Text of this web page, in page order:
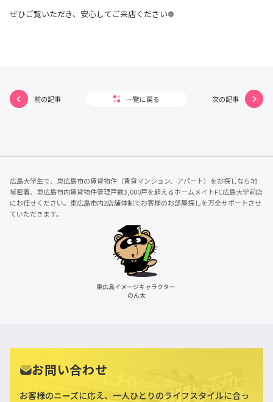
ぜひご覧いただき、安心してご来店ください❁
前の記事 一覧に戻る 次の記事
広島大学生で、東広島市の賃貸物件（賃貸マンション、アパート）をお探しなら地
域密着、東広島市内賃貸物件管理戸数3,000戸を超えるホームメイトFC広島大学前店
にお任せください。東広島市内2店舗体制でお客様のお部屋探しを万全サポートさせ
ていただきます。
お問い合わせ
お客様のニーズに応え、一人ひとりのライフスタイルに合っ